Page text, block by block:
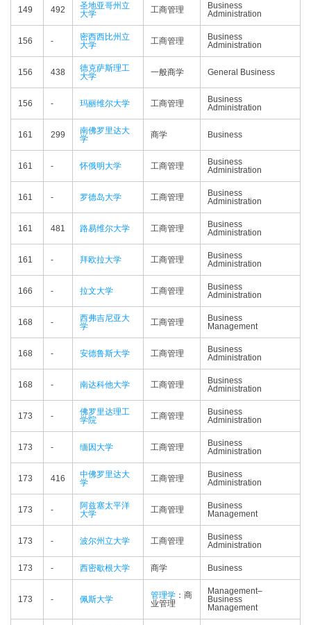
149 492
圣地亚哥州立
大学
工商管理
Business
Administration
156 -
密西西比州立
大学
工商管理
Business
Administration
156 438
德克萨斯理工
大学
一般商学 General Business
156 - 玛丽维尔大学 工商管理
Business
Administration
161 299
南佛罗里达大
学
商学 Business
161 - 怀俄明大学 工商管理
Business
Administration
161 - 罗德岛大学 工商管理
Business
Administration
161 481 路易维尔大学 工商管理
Business
Administration
161 - 拜欧拉大学 工商管理
Business
Administration
166 - 拉文大学 工商管理
Business
Administration
168 -
西弗吉尼亚大
学
工商管理
Business
Management
168 - 安德鲁斯大学 工商管理
Business
Administration
168 - 南达科他大学 工商管理
Business
Administration
173 -
佛罗里达理工
学院
工商管理
Business
Administration
173 - 缅因大学 工商管理
Business
Administration
173 416
中佛罗里达大
学
工商管理
Business
Administration
173 -
阿兹塞太平洋
大学
工商管理
Business
Management
173 - 波尔州立大学 工商管理
Business
Administration
173 - 西密歇根大学 商学 Business
173 - 佩斯大学 管理学 ：商
业管理
Management–
Business
Management